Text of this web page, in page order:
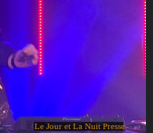
Le Jour et La Nuit Presse